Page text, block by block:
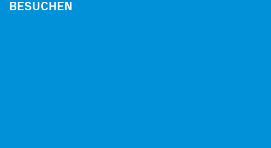
BESUCHEN